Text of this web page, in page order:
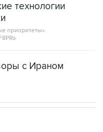
технологии
приоритеты».
с Ираном